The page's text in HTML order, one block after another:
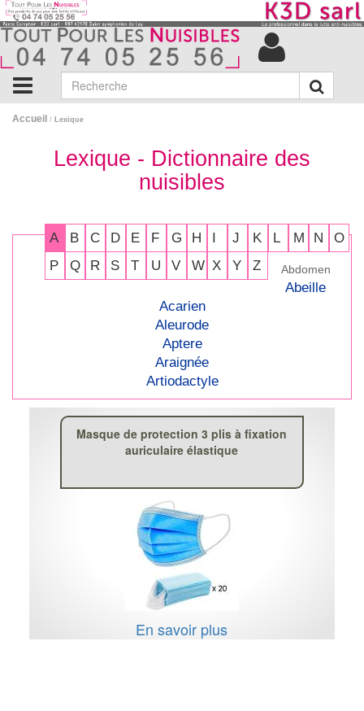
Accueil / Lexique
Lexique - Dictionnaire des
nuisibles
A B C D E F G H I J K L M N
O
P
Q R S T U V W X Y Z Abdomen
Abeille
Acarien
Aleurode
Aptere
Araignée
Artiodactyle
Masque de protection 3 plis à fixation
auriculaire élastique
En savoir plus